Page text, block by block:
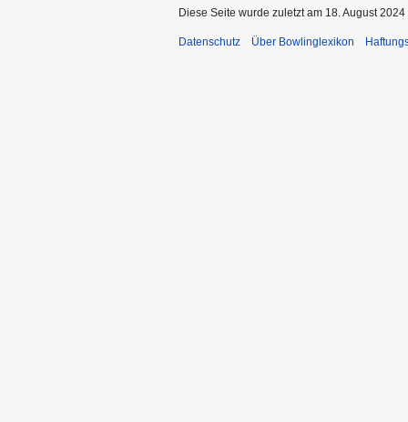
Diese Seite wurde zuletzt am 18. August
Datenschutz Über Bowlinglexikon